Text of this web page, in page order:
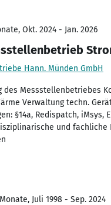
Okt. 2024 - Jan. 2026
Hann. Münden GmbH
Messstellenbetriebes
Verwaltung techn.
§14a, Redispatch, iMsys,
disziplinarische und
Juli 1998 - Sep. 2024